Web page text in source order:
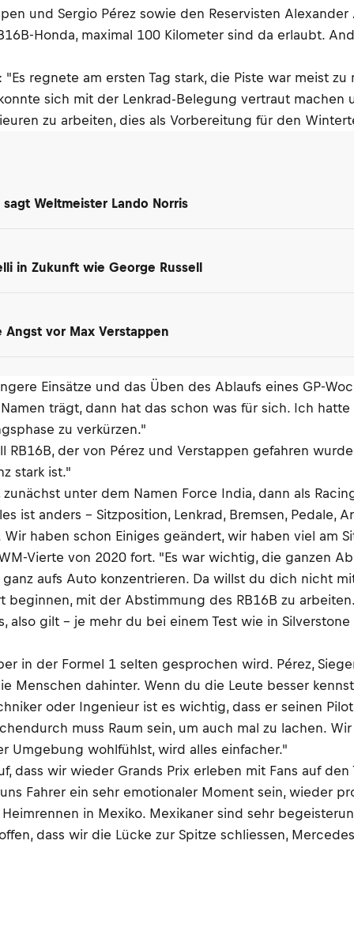
und Sergio Pérez sowie den Reservisten
Honda, maximal 100 Kilometer sind da erlaubt.
regnete am ersten Tag stark, die Piste war meist
sich mit der Lenkrad-Belegung vertraut
zu arbeiten, dies als Vorbereitung für den
Weltmeister Lando Norris
in Zukunft wie George Russell
vor Max Verstappen
Einsätze und das Üben des Ablaufs eines GP-
trägt, dann hat das schon was für sich. Ich
zu verkürzen."
der von Pérez und Verstappen gefahren
stark ist."
unter dem Namen Force India, dann als
ist anders – Sitzposition, Lenkrad, Bremsen, Pedale,
haben schon Einiges geändert, wir haben viel am
Vierte von 2020 fort. "Es war wichtig, die ganzen
aufs Auto konzentrieren. Da willst du dich nicht
beginnen, mit der Abstimmung des RB16B zu
also gilt – je mehr du bei einem Test wie in
in der Formel 1 selten gesprochen wird. Pérez,
Menschen dahinter. Wenn du die Leute besser
oder Ingenieur ist es wichtig, dass er seinen
muss Raum sein, um auch mal zu lachen.
Umgebung wohlfühlst, wird alles einfacher."
dass wir wieder Grands Prix erleben mit Fans auf
Fahrer ein sehr emotionaler Moment sein, wieder
in Mexiko. Mexikaner sind sehr
dass wir die Lücke zur Spitze schliessen,